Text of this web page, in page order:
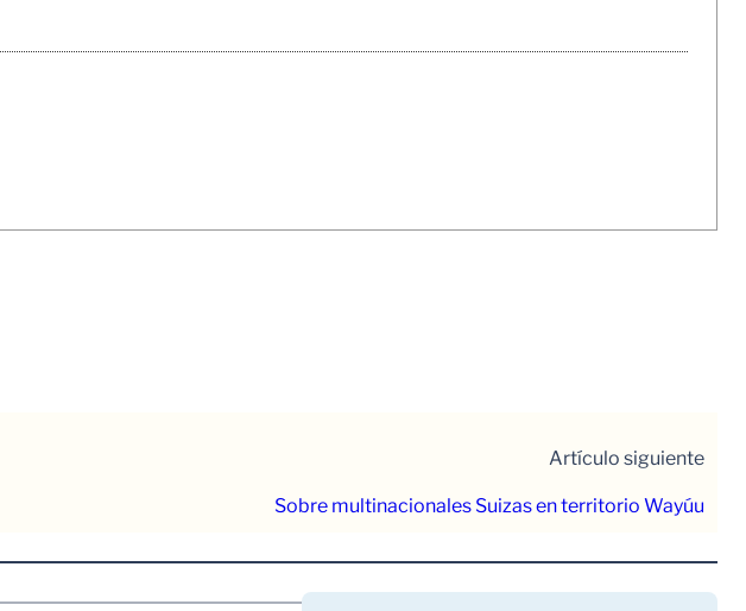
Artículo siguiente
Sobre multinacionales Suizas en territorio Wayúu